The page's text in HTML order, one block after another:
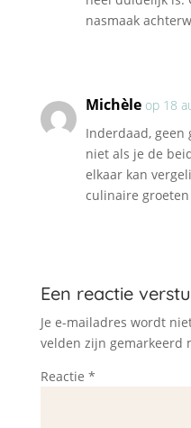
nasmaak
Michèle op 18
Inderdaad, geen
niet als je de
elkaar kan
culinaire groeten
Een reactie
Je e-mailadres wordt
velden zijn gemarkeerd
Reactie *